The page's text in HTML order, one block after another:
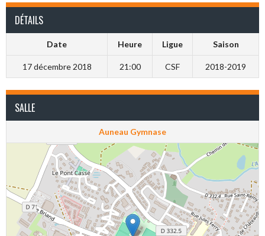
DÉTAILS
Date Heure Ligue Saison
17 décembre 2018 21:00 CSF 2018-2019
SALLE
Auneau Gymnase